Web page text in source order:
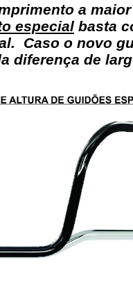
a
especial basta
Caso o novo
diferença de